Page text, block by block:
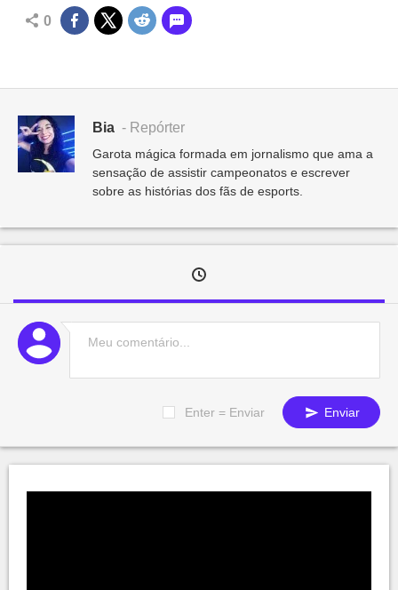
0
Bia - Repórter
Garota mágica formada em jornalismo que ama a
sensação de assistir campeonatos e escrever
sobre as histórias dos fãs de esports.
Enter = Enviar Enviar